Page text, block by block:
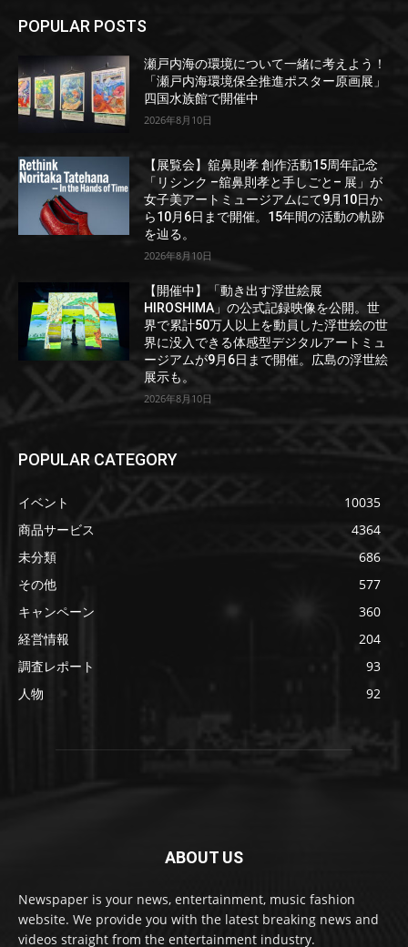
POPULAR POSTS
瀬戸内海の環境について一緒に考えよう！
「瀬戸内海環境保全推進ポスター原画展」
四国水族館で開催中
2026年8月10日
【展覧会】舘鼻則孝 創作活動15周年記念
「リシンク –舘鼻則孝と手しごと– 展」が
女子美アートミュージアムにて9月10日か
ら10月6日まで開催。15年間の活動の軌跡
を辿る。
2026年8月10日
【開催中】「動き出す浮世絵展
HIROSHIMA」の公式記録映像を公開。世
界で累計50万人以上を動員した浮世絵の世
界に没入できる体感型デジタルアートミュ
ージアムが9月6日まで開催。広島の浮世絵
展示も。
2026年8月10日
POPULAR CATEGORY
イベント
10035
商品サービス
4364
未分類
686
その他
577
キャンペーン
360
経営情報
204
調査レポート
93
人物
92
ABOUT US
Newspaper is your news, entertainment, music fashion
website. We provide you with the latest breaking news and
videos straight from the entertainment industry.